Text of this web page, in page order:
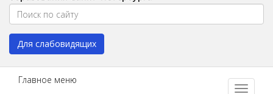
Для слабовидящих
Главное меню